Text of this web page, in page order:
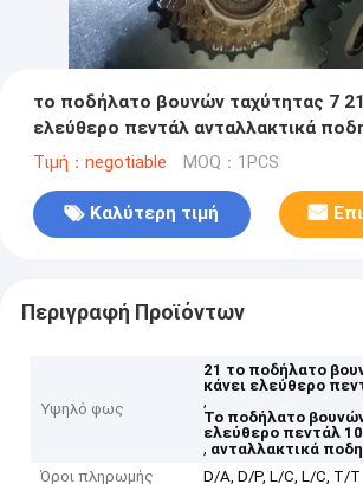
το ποδήλατο βουνών ταχύτητας 7 21
ελεύθερο πεντάλ ανταλλακτικά
για MTB
Τιμή：negotiable MOQ：1PCS
Καλύτερη τιμή
Περιγραφή Προϊόντων
Υψηλό φως
21 το ποδήλατο
κάνει ελεύθερο
,
Το ποδήλατο
ελεύθερο πεντάλ
, ανταλλακτικά
Όροι πληρωμής
D/A, D/P, L/C, L/C, T/T